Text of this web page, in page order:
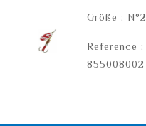
Größe : N°2
Reference :
855008002